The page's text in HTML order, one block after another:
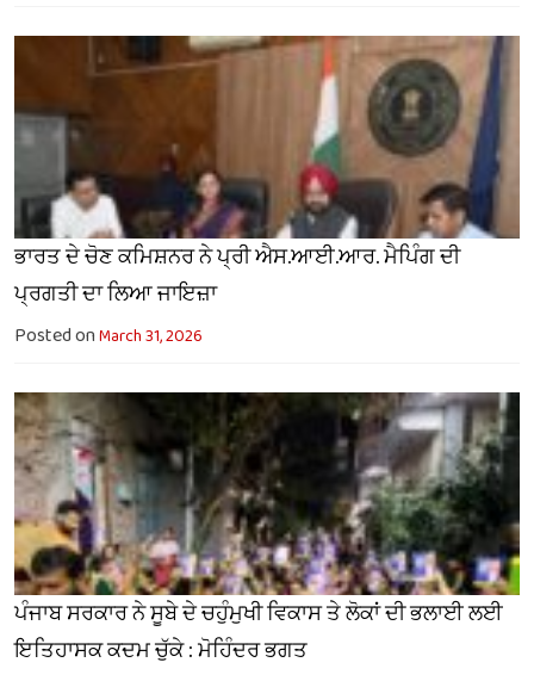
ਭਾਰਤ ਦੇ ਚੋਣ ਕਮਿਸ਼ਨਰ ਨੇ ਪ੍ਰੀ ਐਸ.ਆਈ.ਆਰ. ਮੈਪਿੰਗ ਦੀ
ਪ੍ਰਗਤੀ ਦਾ ਲਿਆ ਜਾਇਜ਼ਾ
Posted onMarch 31, 2026
ਪੰਜਾਬ ਸਰਕਾਰ ਨੇ ਸੂਬੇ ਦੇ ਚਹੁੰਮੁਖੀ ਵਿਕਾਸ ਤੇ ਲੋਕਾਂ ਦੀ ਭਲਾਈ ਲਈ
ਇਤਿਹਾਸਕ ਕਦਮ ਚੁੱਕੇ : ਮੋਹਿੰਦਰ ਭਗਤ